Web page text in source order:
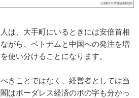
は、大手町にいるときには安倍首相
がら、ベトナムと中国への発注を増
使い分けることになります。
きことではなく、経営者としては当
はボーダレス経済のボの字も分かっ